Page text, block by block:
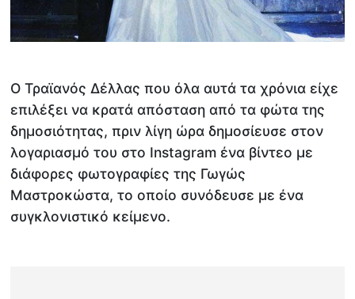
Ο Τραϊανός Δέλλας που όλα αυτά τα χρόνια είχε
επιλέξει να κρατά απόσταση από τα φώτα της
δημοσιότητας, πριν λίγη ώρα δημοσίευσε στον
λογαριασμό του στο Instagram ένα βίντεο με
διάφορες φωτογραφίες της Γωγώς
Μαστροκώστα, το οποίο συνόδευσε με ένα
συγκλονιστικό κείμενο.